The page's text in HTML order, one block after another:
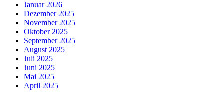
Januar 2026
Dezember 2025
November 2025
Oktober 2025
September 2025
August 2025
Juli 2025
Juni 2025
Mai 2025
April 2025